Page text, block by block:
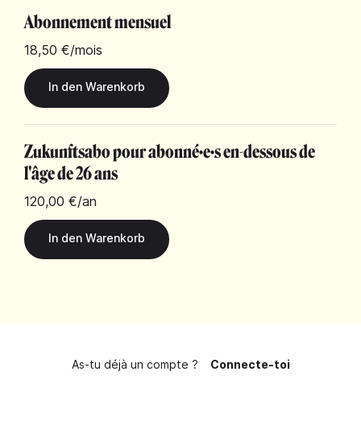
Abonnement mensuel
18,50 €/mois
Zukunftsabo pour abonné·e·s en-dessous de
l'âge de 26 ans
120,00 €/an
As-tu déjà un compte ? Connecte-toi